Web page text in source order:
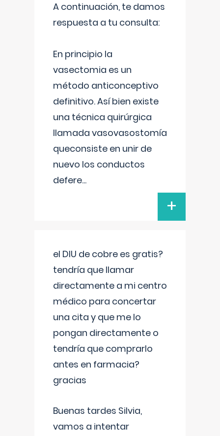
A continuación, te damos
respuesta a tu consulta:
En principio la
vasectomia es un
método anticonceptivo
definitivo. Así bien existe
una técnica quirúrgica
llamada vasovasostomía
queconsiste en unir de
nuevo los conductos
defere...
+
el DIU de cobre es gratis?
tendría que llamar
directamente a mi centro
médico para concertar
una cita y que me lo
pongan directamente o
tendría que comprarlo
antes en farmacia?
gracias
Buenas tardes Silvia,
vamos a intentar